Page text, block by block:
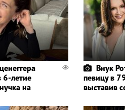
6-летие
на
Внук
певицу в
выставив